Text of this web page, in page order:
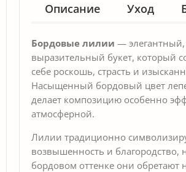
Описание Уход
Бордовые лилии —
выразительный букет, который
себе роскошь, страсть и
Насыщенный бордовый цвет
делает композицию особенно
атмосферной.
Лилии традиционно
возвышенность и благородство,
бордовом оттенке они обретают